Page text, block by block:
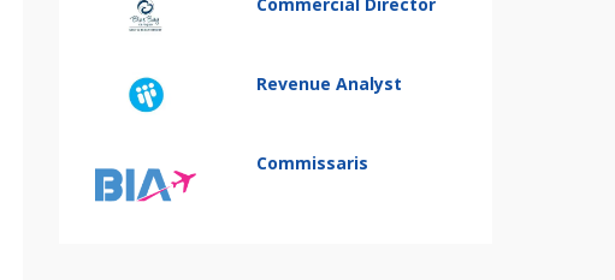
Revenue Analyst
Commissaris